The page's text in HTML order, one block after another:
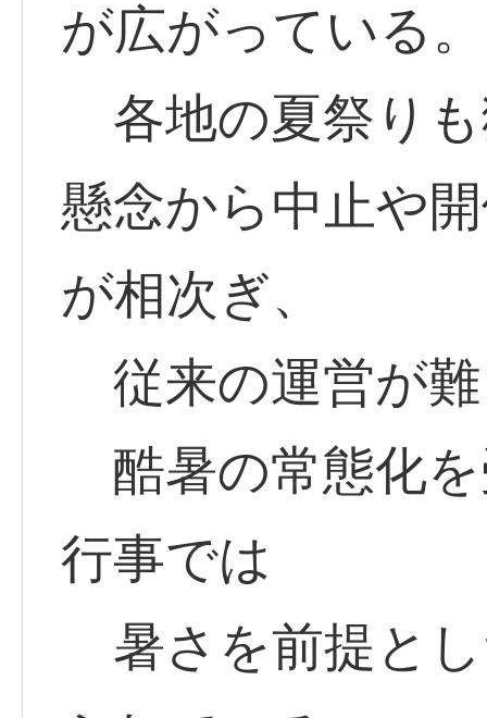
が広がっている。
各地の夏祭り
懸念から中止や
が相次ぎ、
従来の運営が
酷暑の常態化を
行事では
暑さを前提と